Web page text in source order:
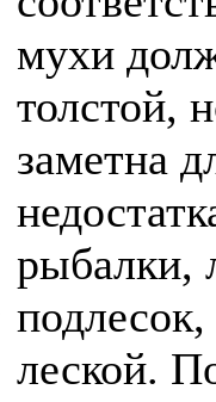
мухи
толстой,
заметна
рыбалки,
леской.